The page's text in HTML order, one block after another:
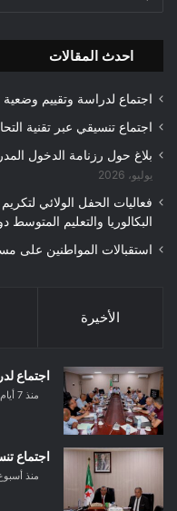
احدث المقالات
اجتماع لدراسة وتقييم
اجتماع تنسيقي عبر تقنية
بلاغ حول رزنامة الدخول المدرسي
يوليو، 2026
فعاليات الحفل الولائي
البكالوريا والتعليم المتوسط
استقبالات المواطنين على
الأخيرة
اجتماع
منذ 7 أيام
اجتماع
منذ